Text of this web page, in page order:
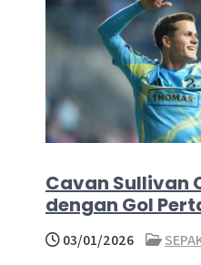
Cavan Sullivan
dengan Gol
03/01/2026